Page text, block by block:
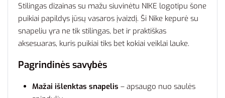
Stilingas dizainas su mažu siuvinėtu NIKE logotipu šone
puikiai papildys jūsų vasaros įvaizdį. Ši Nike kepurė su
snapeliu yra ne tik stilingas, bet ir praktiškas
aksesuaras, kuris puikiai tiks bet kokiai veiklai lauke.
Pagrindinės savybės
Mažai išlenktas snapelis – apsaugo nuo saulės